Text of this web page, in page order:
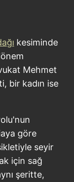
kesiminde
Mehmet
bir kadın ise
göre
seyir
için sağ
şeritte,